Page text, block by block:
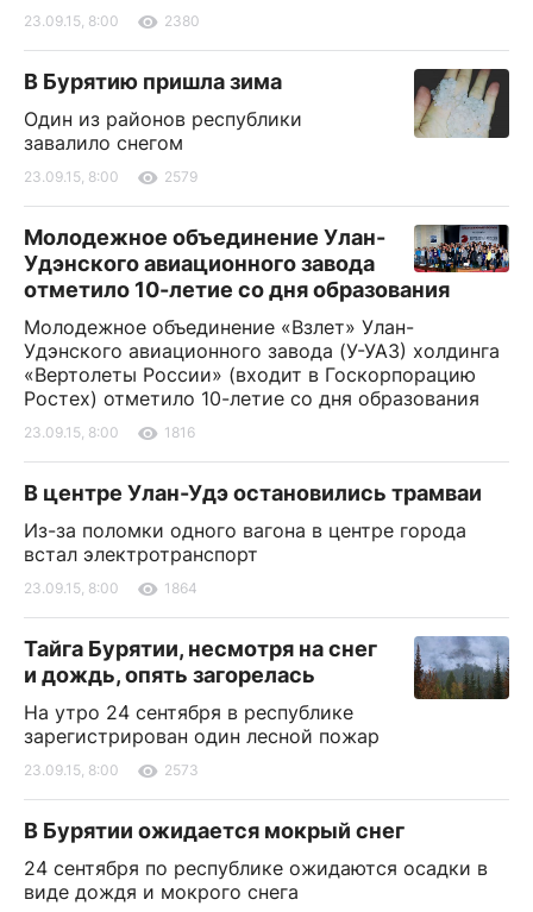
23.09.15, 8:00 2380
В Бурятию пришла зима
Один из районов республики
завалило снегом
23.09.15, 8:00 2579
Молодежное объединение Улан-
Удэнского авиационного завода
отметило 10-летие со дня образования
Молодежное объединение «Взлет» Улан-
Удэнского авиационного завода (У-УАЗ) холдинга
«Вертолеты России» (входит в Госкорпорацию
Ростех) отметило 10-летие со дня образования
23.09.15, 8:00 1816
В центре Улан-Удэ остановились трамваи
Из-за поломки одного вагона в центре города
встал электротранспорт
23.09.15, 8:00 1864
Тайга Бурятии, несмотря на снег
и дождь, опять загорелась
На утро 24 сентября в республике
зарегистрирован один лесной пожар
23.09.15, 8:00 2573
В Бурятии ожидается мокрый снег
24 сентября по республике ожидаются осадки в
виде дождя и мокрого снега